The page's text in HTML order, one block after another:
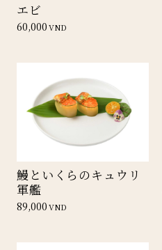
エビ
60,000VND
鰻といくらのキュウリ
軍艦
89,000VND